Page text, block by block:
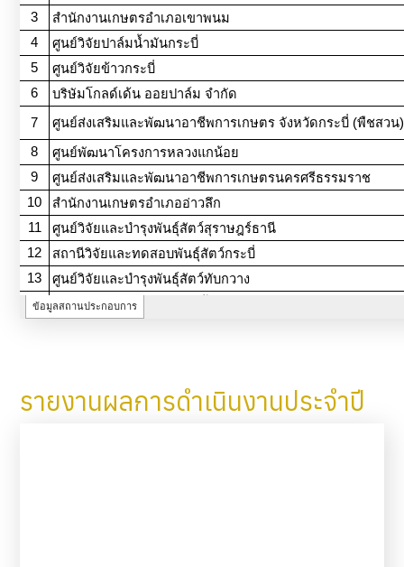
รายงานผลการดำเนินงานประจำปี